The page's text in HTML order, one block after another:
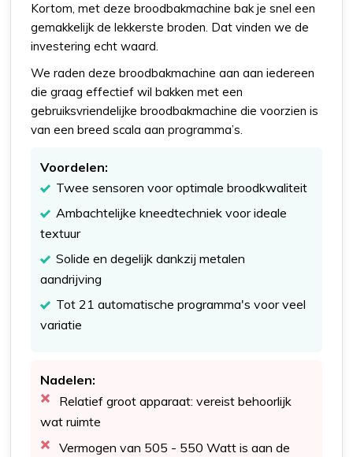
Kortom, met deze broodbakmachine bak je snel een
gemakkelijk de lekkerste broden. Dat vinden we de
investering echt waard.
We raden deze broodbakmachine aan aan iedereen
die graag effectief wil bakken met een
gebruiksvriendelijke broodbakmachine die voorzien is
van een breed scala aan programma’s.
Voordelen:
Twee sensoren voor optimale broodkwaliteit
Ambachtelijke kneedtechniek voor ideale
textuur
Solide en degelijk dankzij metalen
aandrijving
Tot 21 automatische programma's voor veel
variatie
Nadelen:
Relatief groot apparaat: vereist behoorlijk
wat ruimte
Vermogen van 505 - 550 Watt is aan de